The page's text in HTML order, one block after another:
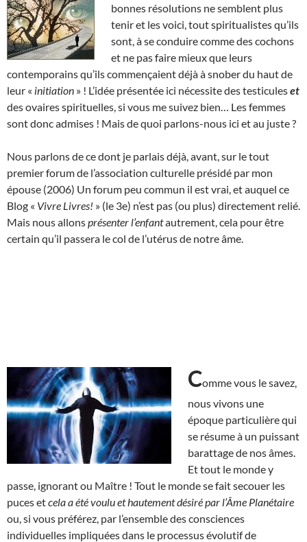
bonnes résolutions ne semblent plus
tenir et les voici, tout spiritualistes qu’ils
sont, à se conduire comme des cochons
et ne pas faire mieux que leurs
contemporains qu’ils commençaient déjà à snober du haut de
leur « initiation » ! L’idée présentée ici nécessite des testiculeset
des ovaires spirituelles, si vous me suivez bien… Les femmes
sont donc admises ! Mais de quoi parlons-nous ici et au juste ?
Nous parlons de ce dont je parlais déjà, avant, sur le tout
premier forum de l’association culturelle présidé par mon
épouse (2006) Un forum peu commun il est vrai, et auquel ce
Blog « Vivre Livres! » (le 3e) n’est pas (ou plus) directement relié.
Mais nous allonsprésenter l’enfantautrement, cela pour être
certain qu’il passera le col de l’utérus de notre âme.
Comme vous le savez,
nous vivons une
époque particulière qui
se résume à un puissant
barattage de nos âmes.
Et tout le monde y
passe, ignorant ou Maître ! Tout le monde se fait secouer les
puces etcela a été voulu et hautement désiré par l’Âme Planétaire
ou, si vous préférez, par l’ensemble des consciences
individuelles impliquées dans le processus évolutif de